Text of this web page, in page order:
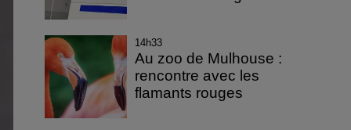
14h33
Au zoo de Mulhouse :
rencontre avec les
flamants rouges